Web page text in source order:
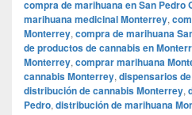
compra de marihuana en San Pedro
marihuana medicinal Monterrey,
Monterrey, compra de marihuana
de productos de cannabis en
Monterrey, comprar marihuana
cannabis Monterrey, dispensarios
distribución de cannabis Monterrey,
Pedro, distribución de marihuana